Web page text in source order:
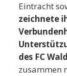
Eintracht
zeichnete
des FC
zusammen